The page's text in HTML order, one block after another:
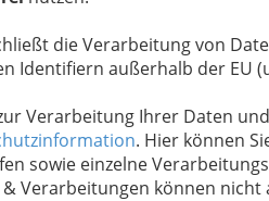
die Verarbeitung von
Identifiern außerhalb der EU
Verarbeitung Ihrer Daten
. Hier können
sowie einzelne
& Verarbeitungen können nicht